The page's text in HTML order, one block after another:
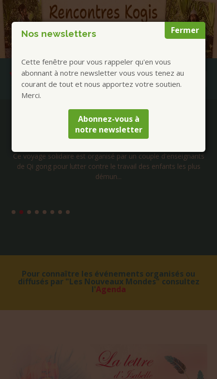
Fermer
Nos newsletters
Cette fenêtre pour vous rappeler qu'en vous
abonnant à notre newsletter vous vous tenez au
courant de tout et nous apportez votre soutien.
Merci.
Abonnez-vous à
notre newsletter
Publications à la Une !
Livre « Amour Force et Lumière » Tome 2 de
Imaginez un voyage initiatique à travers les mondes, avec,
pour guides et enseignants, l’Aigle royal, le Bouddha de la
Pour connaître les événements organisés ou
diffusés par "Les Nouveaux Mondes" consultez